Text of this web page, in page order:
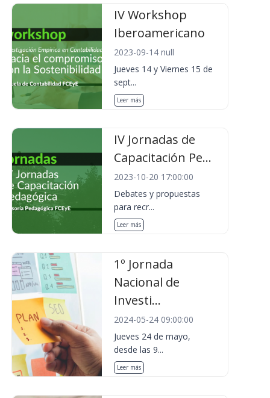
IV Workshop
Iberoamericano
2023-09-14 null
Jueves 14 y Viernes 15 de
sept...
Leer más
IV Jornadas de
Capacitación Pe...
2023-10-20 17:00:00
Debates y propuestas
para recr...
Leer más
1º Jornada
Nacional de
Investi...
2024-05-24 09:00:00
Jueves 24 de mayo,
desde las 9...
Leer más